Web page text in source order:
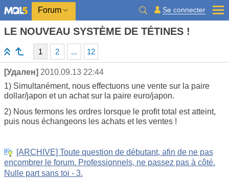
Forum Se connecter
LE NOUVEAU SYSTÈME DE TÉTINES !
1 2 ... 12
[Удален] 2010.09.13 22:44
1) Simultanément, nous effectuons une vente sur la paire
dollar/japon et un achat sur la paire euro/japon.
2) Nous fermons les ordres lorsque le profit total est atteint,
puis nous échangeons les achats et les ventes !
[ARCHIVE] Toute question de débutant, afin de ne pas
encombrer le forum. Professionnels, ne passez pas à côté.
Nulle part sans toi - 3.